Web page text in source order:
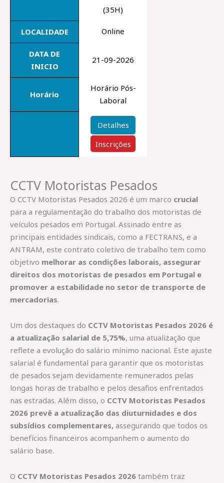
(35H)
LOCALIDADE Online
DATA DE
INICIO
21-09-2026
Horário
Horário Pós-
Laboral
Detalhes
Inscrições
CCTV Motoristas Pesados
O CCTV Motoristas Pesados 2026 é um marco crucial
para a regulamentação do trabalho dos motoristas de
veículos pesados em Portugal. Assinado entre as
principais entidades sindicais, como a FECTRANS, e a
ANTRAM, este contrato coletivo de trabalho tem como
objetivo melhorar as condições laborais, assegurar
direitos dos motoristas de pesados em Portugal e
promover a estabilidade no setor de transporte de
mercadorias.
Um dos destaques do CCTV Motoristas Pesados 2026 é
a atualização salarial de 5,75%, uma atualização que
reflete a evolução do salário mínimo nacional. Este ajuste
salarial é fundamental para garantir que os motoristas
de pesados sejam devidamente remunerados pelas
longas horas de trabalho e pelos desafios enfrentados
nas estradas. Além disso, o CCTV Motoristas Pesados
2026 prevê a atualização das diuturnidades e dos
subsídios complementares, assegurando que todos os
benefícios financeiros acompanhem o aumento do
salário base.
O CCTV Motoristas Pesados 2026 também traz